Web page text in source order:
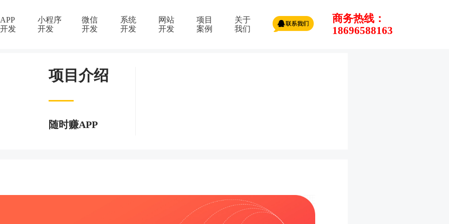
APP
开发
小程序
开发
微信
开发
系统
开发
网站
开发
项目
案例
关于
我们
商务热线：
18696588163
项目介绍
随时赚APP